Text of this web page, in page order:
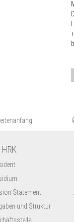
Statement
und Struktur